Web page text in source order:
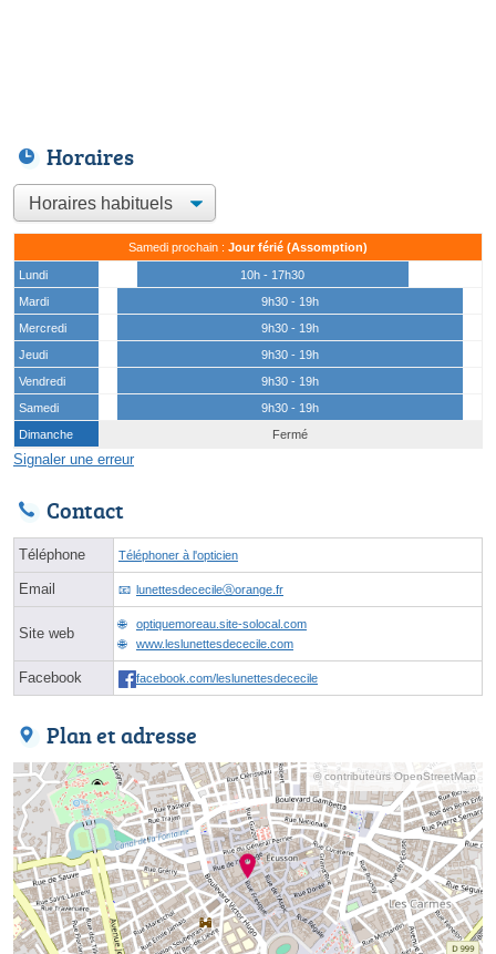
Horaires
Samedi prochain : Jour férié (Assomption)
Lundi
10h - 17h30
Mardi
9h30 - 19h
Mercredi
9h30 - 19h
Jeudi
9h30 - 19h
Vendredi
9h30 - 19h
Samedi
9h30 - 19h
Dimanche
Fermé
Signaler une erreur
Contact
Téléphone Téléphoner à l'opticien
Email lunettesdececileⓐorange.fr
Site web
optiquemoreau.site-solocal.com
www.leslunettesdececile.com
Facebook facebook.com/leslunettesdececile
Plan et adresse
© contributeurs OpenStreetMap